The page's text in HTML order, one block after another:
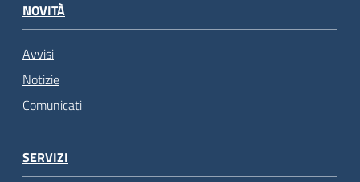
NOVITÀ
Avvisi
Notizie
Comunicati
SERVIZI